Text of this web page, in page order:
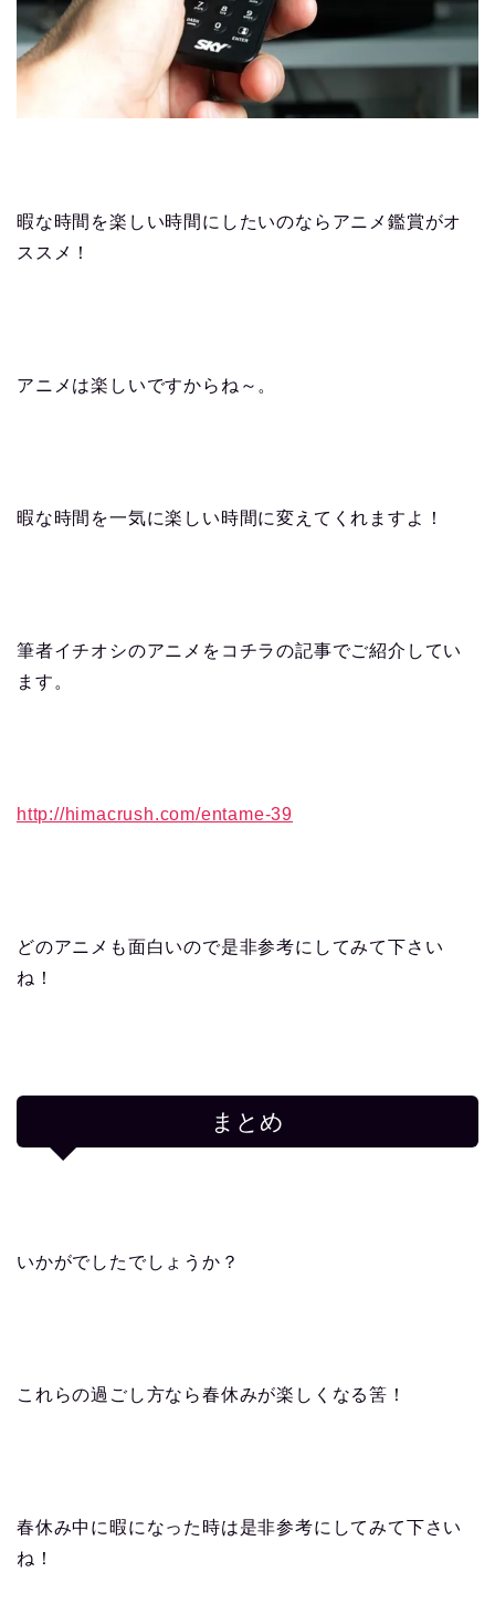
暇な時間を楽しい時間にしたいのならアニメ鑑賞がオ
ススメ！
アニメは楽しいですからね～。
暇な時間を一気に楽しい時間に変えてくれますよ！
筆者イチオシのアニメをコチラの記事でご紹介してい
ます。
http://himacrush.com/entame-39
どのアニメも面白いので是非参考にしてみて下さい
ね！
まとめ
いかがでしたでしょうか？
これらの過ごし方なら春休みが楽しくなる筈！
春休み中に暇になった時は是非参考にしてみて下さい
ね！